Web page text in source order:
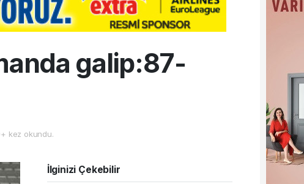
galip:87-
kez okundu.
İlginizi Çekebilir